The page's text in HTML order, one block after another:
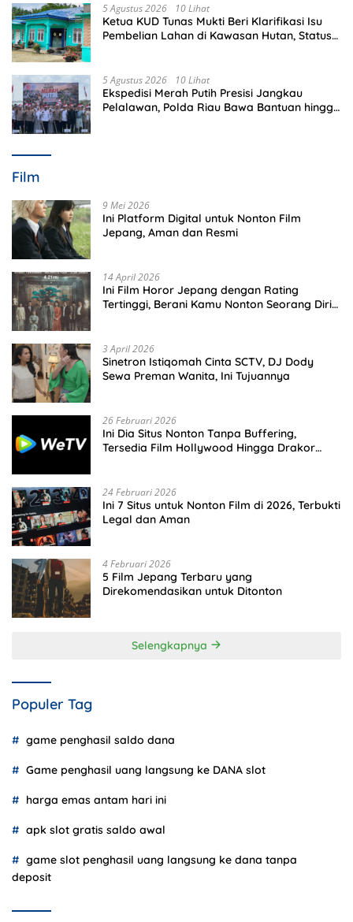
5 Agustus 2026 10 Lihat
Ketua KUD Tunas Mukti Beri Klarifikasi Isu
Pembelian Lahan di Kawasan Hutan, Status
5 Agustus 2026 10 Lihat
Ekspedisi Merah Putih Presisi Jangkau
Pelalawan, Polda Riau Bawa Bantuan hingga
Film
9 Mei 2026
Ini Platform Digital untuk Nonton Film
Jepang, Aman dan Resmi
14 April 2026
Ini Film Horor Jepang dengan Rating
Tertinggi, Berani Kamu Nonton Seorang Diri
3 April 2026
Sinetron Istiqomah Cinta SCTV, DJ Dody
Sewa Preman Wanita, Ini Tujuannya
26 Februari 2026
Ini Dia Situs Nonton Tanpa Buffering,
Tersedia Film Hollywood Hingga Drakor
24 Februari 2026
Ini 7 Situs untuk Nonton Film di 2026, Terbukti
Legal dan Aman
4 Februari 2026
5 Film Jepang Terbaru yang
Direkomendasikan untuk Ditonton
Selengkapnya
Populer Tag
game penghasil saldo dana
Game penghasil uang langsung ke DANA slot
harga emas antam hari ini
apk slot gratis saldo awal
game slot penghasil uang langsung ke dana tanpa
deposit